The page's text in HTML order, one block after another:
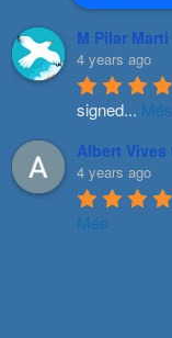
M Pilar Marti
4 years ago
signed... Més
Albert Vives
4 years ago
Més